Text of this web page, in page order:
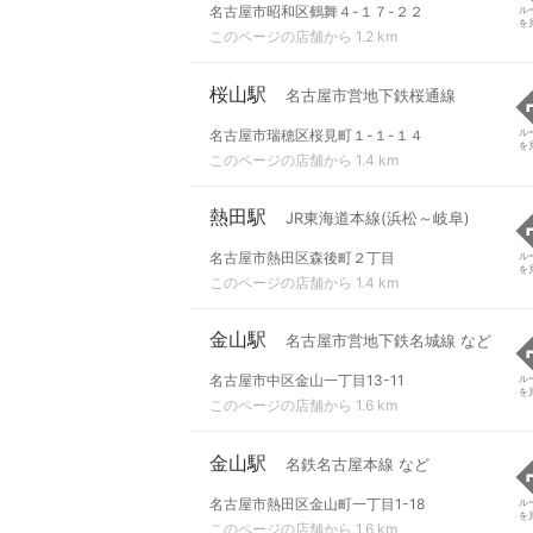
名古屋市昭和区鶴舞４-１７-２２
このページの店舗から 1.2 km
ル
を
桜山駅 名古屋市営地下鉄桜通線
名古屋市瑞穂区桜見町１-１-１４
このページの店舗から 1.4 km
ル
を
熱田駅 JR東海道本線(浜松～岐阜)
名古屋市熱田区森後町２丁目
このページの店舗から 1.4 km
ル
を
金山駅 名古屋市営地下鉄名城線 など
名古屋市中区金山一丁目13-11
このページの店舗から 1.6 km
ル
を
金山駅 名鉄名古屋本線 など
名古屋市熱田区金山町一丁目1-18
このページの店舗から 1.6 km
ル
を